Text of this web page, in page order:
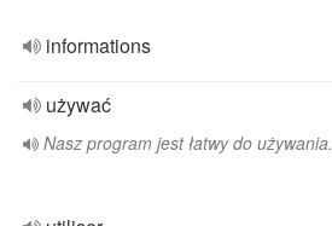
informations
używać
Nasz program jest łatwy do używania.